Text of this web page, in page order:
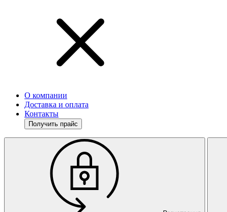
О компании
Доставка и оплата
Контакты
Получить прайс